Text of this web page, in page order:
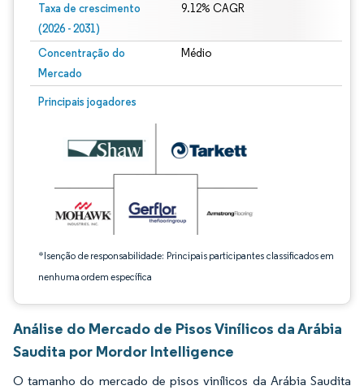
Taxa de crescimento
(2026 - 2031)
9.12% CAGR
Concentração do
Mercado
Médio
Principais jogadores
*Isenção de responsabilidade: Principais participantes classificados em
nenhuma ordem específica
Imagem © Mordor Intelligence. O reuso requer atribuição conforme CC BY 4.0.
Análise do Mercado de Pisos Vinílicos da Arábia
Saudita por Mordor Intelligence
O tamanho do mercado de pisos vinílicos da Arábia Saudita